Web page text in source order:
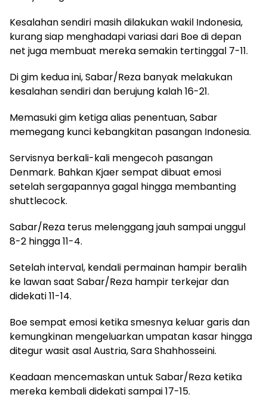
Kesalahan sendiri masih dilakukan wakil Indonesia,
kurang siap menghadapi variasi dari Boe di depan
net juga membuat mereka semakin tertinggal 7-11.
Di gim kedua ini, Sabar/Reza banyak melakukan
kesalahan sendiri dan berujung kalah 16-21.
Memasuki gim ketiga alias penentuan, Sabar
memegang kunci kebangkitan pasangan Indonesia.
Servisnya berkali-kali mengecoh pasangan
Denmark. Bahkan Kjaer sempat dibuat emosi
setelah sergapannya gagal hingga membanting
shuttlecock.
Sabar/Reza terus melenggang jauh sampai unggul
8-2 hingga 11-4.
Setelah interval, kendali permainan hampir beralih
ke lawan saat Sabar/Reza hampir terkejar dan
didekati 11-14.
Boe sempat emosi ketika smesnya keluar garis dan
kemungkinan mengeluarkan umpatan kasar hingga
ditegur wasit asal Austria, Sara Shahhosseini.
Keadaan mencemaskan untuk Sabar/Reza ketika
mereka kembali didekati sampai 17-15.